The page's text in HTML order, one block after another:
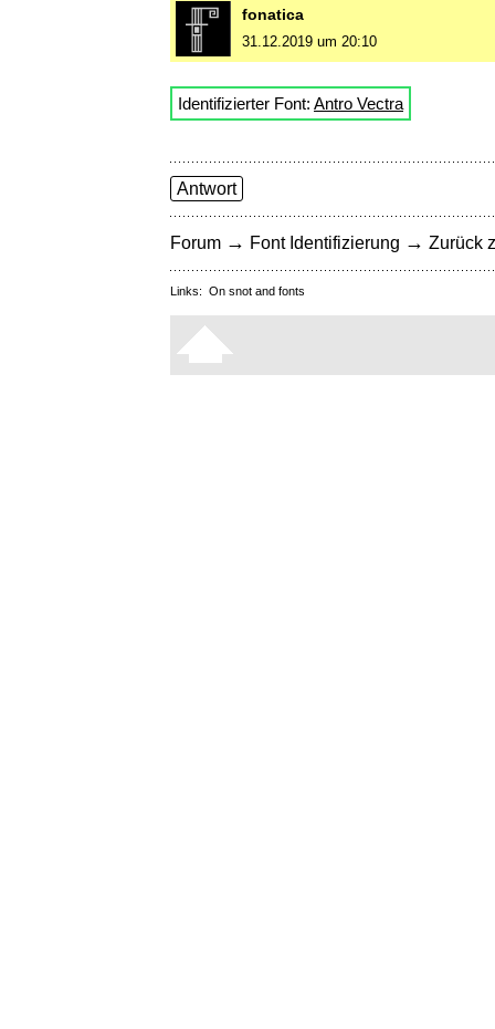
fonatica
31.12.2019 um 20:10
Identifizierter Font: Antro Vectra
Antwort
Forum → Font Identifizierung → Zurück
Links: On snot and fonts